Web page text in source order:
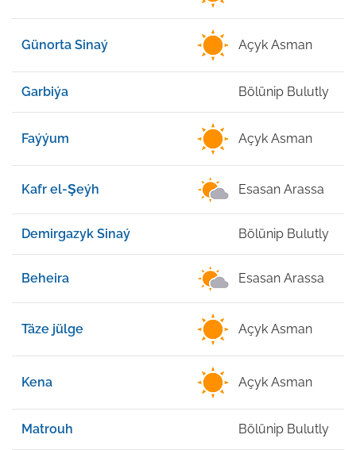
Günorta Sinaý Açyk Asman
Garbiýa Bölünip Bulutly
Faýýum Açyk Asman
Kafr el-Şeýh Esasan Arassa
Demirgazyk Sinaý Bölünip Bulutly
Beheira Esasan Arassa
Täze jülge Açyk Asman
Kena Açyk Asman
Matrouh Bölünip Bulutly